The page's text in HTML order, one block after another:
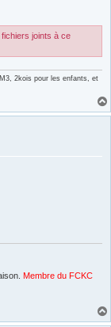
joints à ce
2kois pour les enfants, et
Membre du FCKC